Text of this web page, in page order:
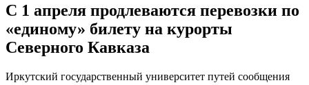
С 1 апреля продлеваются перевозки по
«единому» билету на курорты
Северного Кавказа
Иркутский государственный университет путей сообщения